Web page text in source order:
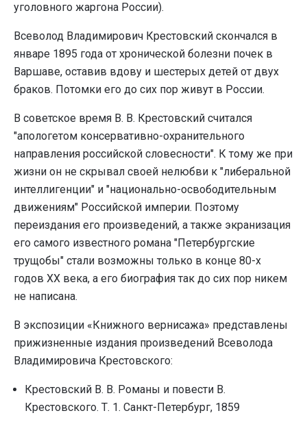
уголовного жаргона России).
Всеволод Владимирович Крестовский скончался в
январе 1895 года от хронической болезни почек в
Варшаве, оставив вдову и шестерых детей от двух
браков. Потомки его до сих пор живут в России.
В советское время В. В. Крестовский считался
"апологетом консервативно-охранительного
направления российской словесности". К тому же при
жизни он не скрывал своей нелюбви к "либеральной
интеллигенции" и "национально-освободительным
движениям" Российской империи. Поэтому
переиздания его произведений, а также экранизация
его самого известного романа "Петербургские
трущобы" стали возможны только в конце 80-х
годов ХХ века, а его биография так до сих пор никем
не написана.
В экспозиции «Книжного вернисажа» представлены
прижизненные издания произведений Всеволода
Владимировича Крестовского:
Крестовский В. В. Романы и повести В.
Крестовского. Т. 1. Санкт-Петербург, 1859